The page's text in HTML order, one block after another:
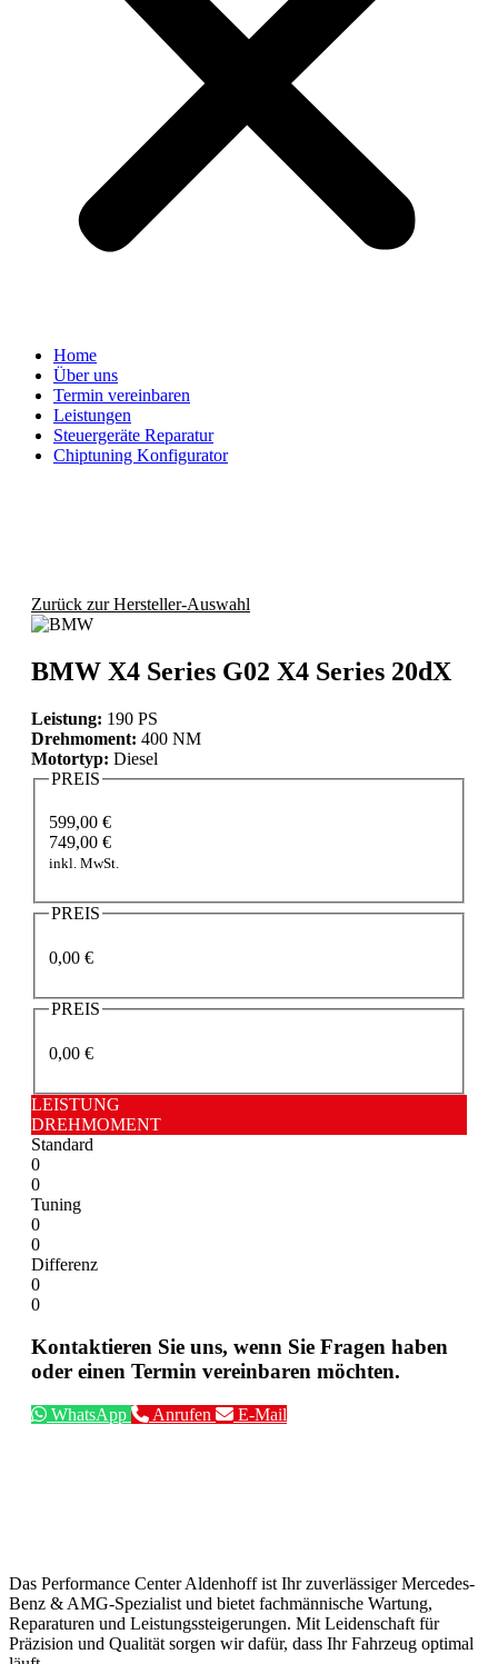
Home
Über uns
Termin vereinbaren
Leistungen
Steuergeräte Reparatur
Chiptuning Konfigurator
Zurück zur Hersteller-Auswahl
BMW X4 Series G02 X4 Series 20dX
Leistung: 190 PS
Drehmoment: 400 NM
Motortyp: Diesel
PREIS
599,00 €
749,00 €
inkl. MwSt.
PREIS
0,00 €
PREIS
0,00 €
LEISTUNG
DREHMOMENT
Standard
0
0
Tuning
0
0
Differenz
0
0
Kontaktieren Sie uns, wenn Sie Fragen haben
oder einen Termin vereinbaren möchten.
WhatsApp Anrufen E-Mail
Das Performance Center Aldenhoff ist Ihr zuverlässiger Mercedes-
Benz & AMG-Spezialist und bietet fachmännische Wartung,
Reparaturen und Leistungssteigerungen. Mit Leidenschaft für
Präzision und Qualität sorgen wir dafür, dass Ihr Fahrzeug optimal